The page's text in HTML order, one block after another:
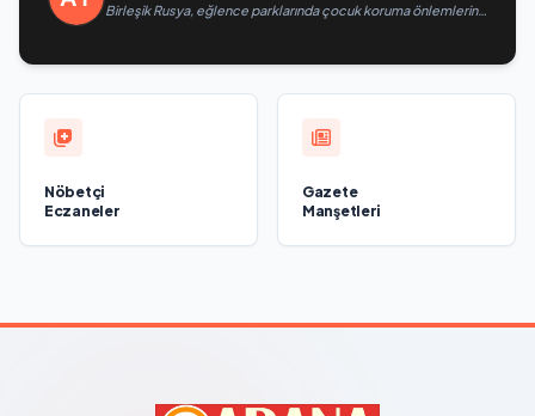
Birleşik Rusya, eğlence parklarında çocuk koruma önlemlerinin
Nöbetçi
Eczaneler
Gazete
Manşetleri